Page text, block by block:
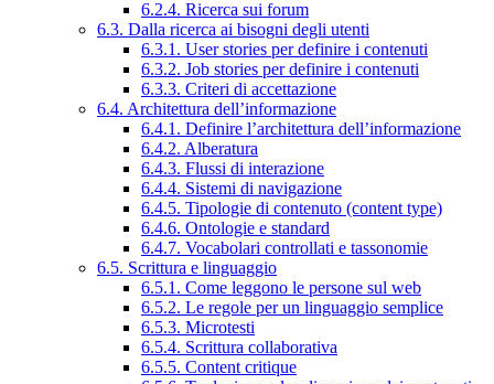
6.2.4. Ricerca sui forum
6.3. Dalla ricerca ai bisogni degli utenti
6.3.1. User stories per definire i contenuti
6.3.2. Job stories per definire i contenuti
6.3.3. Criteri di accettazione
6.4. Architettura dell’informazione
6.4.1. Definire l’architettura dell’informazione
6.4.2. Alberatura
6.4.3. Flussi di interazione
6.4.4. Sistemi di navigazione
6.4.5. Tipologie di contenuto (content type)
6.4.6. Ontologie e standard
6.4.7. Vocabolari controllati e tassonomie
6.5. Scrittura e linguaggio
6.5.1. Come leggono le persone sul web
6.5.2. Le regole per un linguaggio semplice
6.5.3. Microtesti
6.5.4. Scrittura collaborativa
6.5.5. Content critique